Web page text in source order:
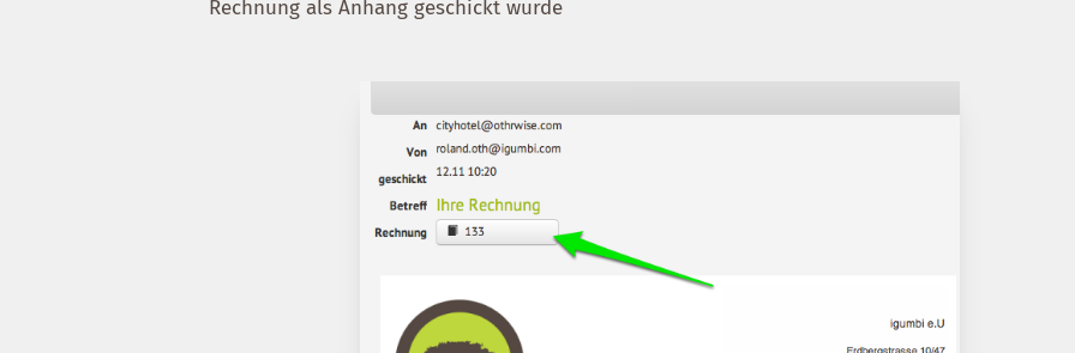
Rechnung als Anhang geschickt wurde